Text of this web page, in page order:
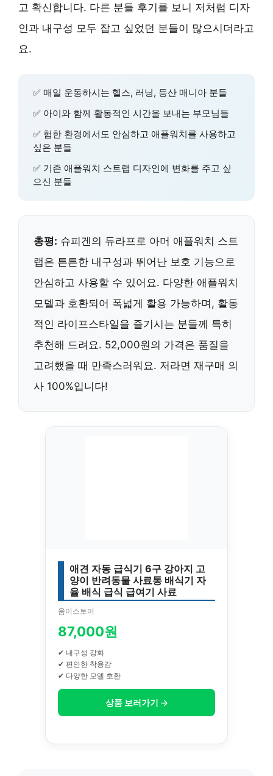
고 확신합니다. 다른 분들 후기를 보니 저처럼 디자
인과 내구성 모두 잡고 싶었던 분들이 많으시더라고
요.
✅ 매일 운동하시는 헬스, 러닝, 등산 매니아 분들
✅ 아이와 함께 활동적인 시간을 보내는 부모님들
✅ 험한 환경에서도 안심하고 애플워치를 사용하고
싶은 분들
✅ 기존 애플워치 스트랩 디자인에 변화를 주고 싶
으신 분들
총평: 슈피겐의 듀라프로 아머 애플워치 스트
랩은 튼튼한 내구성과 뛰어난 보호 기능으로
안심하고 사용할 수 있어요. 다양한 애플워치
모델과 호환되어 폭넓게 활용 가능하며, 활동
적인 라이프스타일을 즐기시는 분들께 특히
추천해 드려요. 52,000원의 가격은 품질을
고려했을 때 만족스러워요. 저라면 재구매 의
사 100%입니다!
애견 자동 급식기 6구 강아지 고
양이 반려동물 사료통 배식기 자
율 배식 급식 급여기 사료
움이스토어
87,000원
✔ 내구성 강화
✔ 편안한 착용감
✔ 다양한 모델 호환
상품 보러가기 →